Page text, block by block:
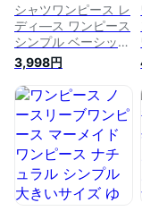
シャツワンピース レ
ディ—ス ワンピース
シンプル ベーシック
ナチュラル服 カジュ
アル 30代 40代 50
代 大人可愛い 大き
いサイズ ゆったり
無地 ピスタチオ
春夏 春夏ワンピー
ス NP1737
3,998円